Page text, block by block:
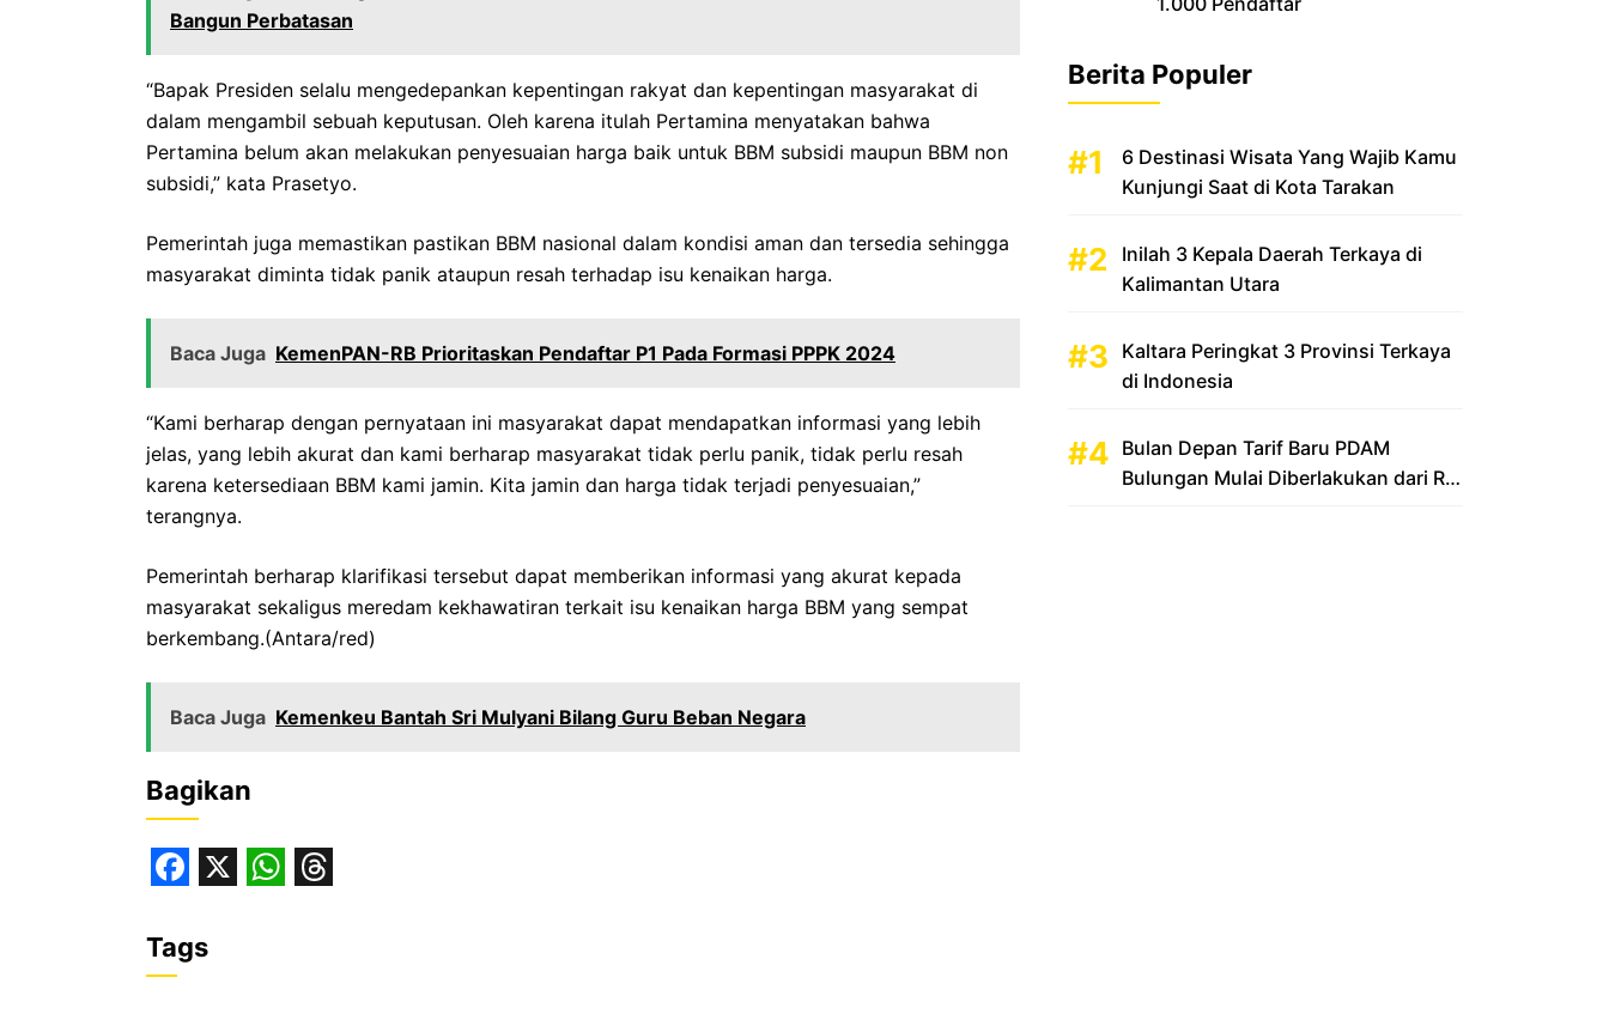
Bangun Perbatasan
“Bapak Presiden selalu mengedepankan kepentingan rakyat dan kepentingan masyarakat di
dalam mengambil sebuah keputusan. Oleh karena itulah Pertamina menyatakan bahwa
Pertamina belum akan melakukan penyesuaian harga baik untuk BBM subsidi maupun BBM non
subsidi,” kata Prasetyo.
Pemerintah juga memastikan pastikan BBM nasional dalam kondisi aman dan tersedia sehingga
masyarakat diminta tidak panik ataupun resah terhadap isu kenaikan harga.
Baca Juga KemenPAN-RB Prioritaskan Pendaftar P1 Pada Formasi PPPK 2024
“Kami berharap dengan pernyataan ini masyarakat dapat mendapatkan informasi yang lebih
jelas, yang lebih akurat dan kami berharap masyarakat tidak perlu panik, tidak perlu resah
karena ketersediaan BBM kami jamin. Kita jamin dan harga tidak terjadi penyesuaian,”
terangnya.
Pemerintah berharap klarifikasi tersebut dapat memberikan informasi yang akurat kepada
masyarakat sekaligus meredam kekhawatiran terkait isu kenaikan harga BBM yang sempat
berkembang.(Antara/red)
Baca Juga Kemenkeu Bantah Sri Mulyani Bilang Guru Beban Negara
Bagikan
a
c
Tags
Berita Populer
6 Destinasi Wisata Yang Wajib Kamu
Kunjungi Saat di Kota Tarakan
Inilah 3 Kepala Daerah Terkaya di
Kalimantan Utara
Kaltara Peringkat 3 Provinsi Terkaya
di Indonesia
Bulan Depan Tarif Baru PDAM
Bulungan Mulai Diberlakukan dari Rp